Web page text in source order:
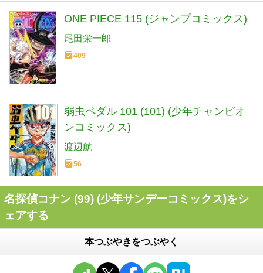
ONE PIECE 115 (ジャンプコミックス)
尾田栄一郎
409
弱虫ペダル 101 (101) (少年チャンピオ
ンコミックス)
渡辺航
56
名探偵コナン (99) (少年サンデーコミックス)をシ
ェアする
本つぶやきをつぶやく